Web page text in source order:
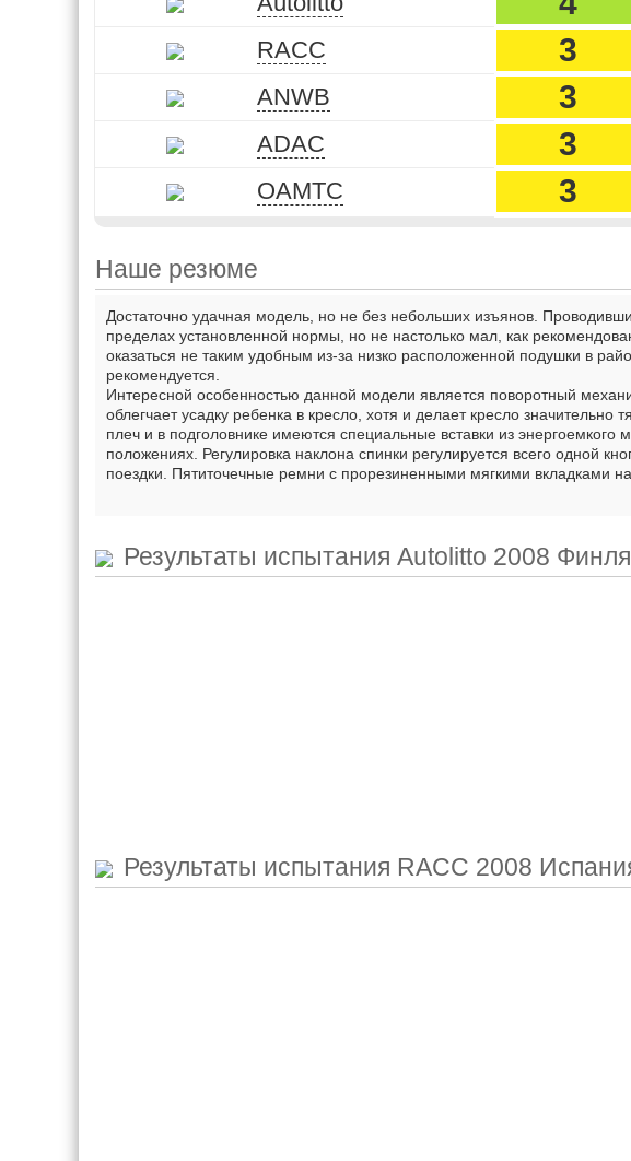
RACC 3
ANWB 3
ADAC 3
OAMTC 3
Наше резюме
Достаточно удачная модель, но не без небольших изъянов.
пределах установленной нормы, но не настолько мал, как
оказаться не таким удобным из-за низко расположенной подушки в
рекомендуется.
Интересной особенностью данной модели является поворотный
облегчает усадку ребенка в кресло, хотя и делает кресло
плеч и в подголовнике имеются специальные вставки из
положениях. Регулировка наклона спинки регулируется всего одной
поездки. Пятиточечные ремни с прорезиненными мягкими вкладками
Результаты испытания Autolitto 2008
Результаты испытания RACC 2008